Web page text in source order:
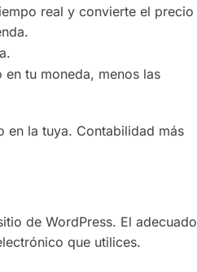
real y convierte el precio
tu moneda, menos las
en la tuya. Contabilidad más
de WordPress. El adecuado
que utilices.